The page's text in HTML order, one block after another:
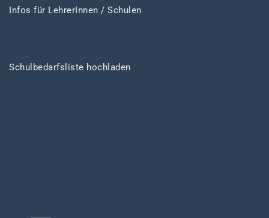
Infos für LehrerInnen / Schulen
Schulbedarfsliste hochladen